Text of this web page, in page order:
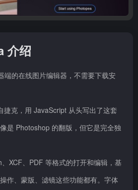
介绍
端的在线图片编辑器，不需要下载安
捷克，用 JavaScript 从头写出了这套
是 Photoshop 的翻版，但它是完全独
XCF、PDF 等格式的打开和编辑，基
作、蒙版、滤镜这些功能都有。字体